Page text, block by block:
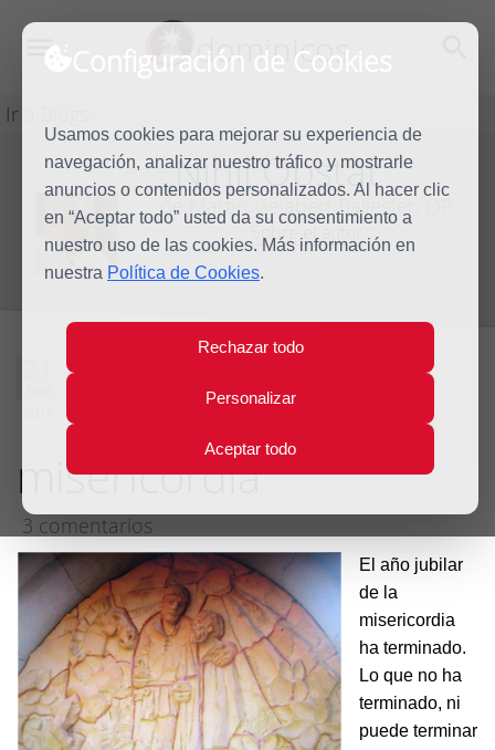
Configuración de Cookies
Usamos cookies para mejorar su experiencia de
navegación, analizar nuestro tráfico y mostrarle
anuncios o contenidos personalizados. Al hacer clic
en “Aceptar todo” usted da su consentimiento a
nuestro uso de las cookies. Más información en
nuestra Política de Cookies.
Rechazar todo
Personalizar
Aceptar todo
dominicos
Ir a Blogs
BlogNihil Obstat
de Martín Gelabert Ballester, OP
Sobre el autor
Seguimos en el
tiempo de la
misericordia
3 comentarios
El año jubilar
de la
misericordia
ha terminado.
Lo que no ha
terminado, ni
puede terminar